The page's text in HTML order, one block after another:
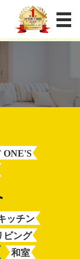
ONE'S
ッチン
ビング
和室